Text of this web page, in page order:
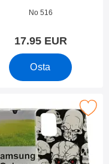
35320
No 516
17.95 EUR
Osta
(A715F/DS) suosikiksi
Samsung